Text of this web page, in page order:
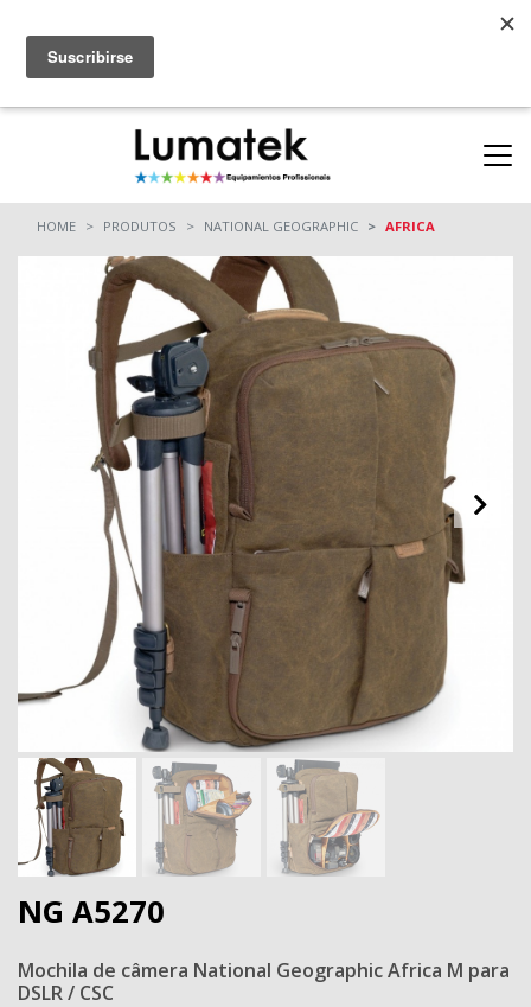
ONDE COMPRAR
HOME PRODUTOS NATIONAL GEOGRAPHIC AFRICA
Next
NG A5270
Mochila de câmera National Geographic Africa M para
DSLR / CSC